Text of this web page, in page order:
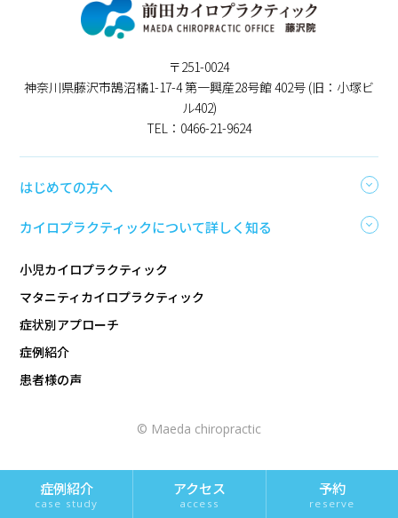
〒251-0024
神奈川県藤沢市鵠沼橘1-17-4 第一興産28号館 402号 (旧：小塚ビ
ル402)
TEL：0466-21-9624
はじめての方へ
カイロプラクティックについて詳しく知る
小児カイロプラクティック
マタニティカイロプラクティック
症状別アプローチ
症例紹介
患者様の声
© Maeda chiropractic
症例紹介
case study
アクセス
access
予約
reserve